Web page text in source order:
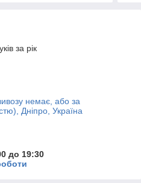
за рік
немає, або за
Дніпро, Україна
до 19:30